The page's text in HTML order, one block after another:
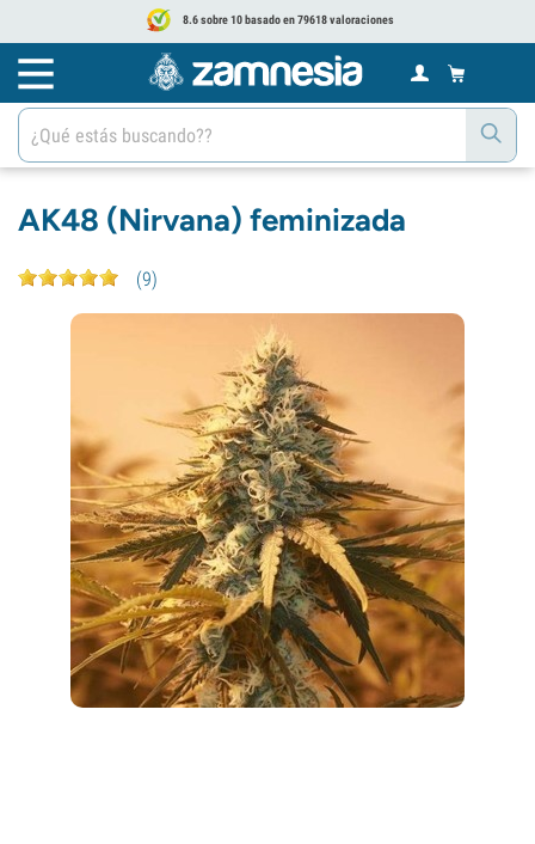
8.6 sobre 10 basado en 79618 valoraciones
AK48 (Nirvana) feminizada
(9)